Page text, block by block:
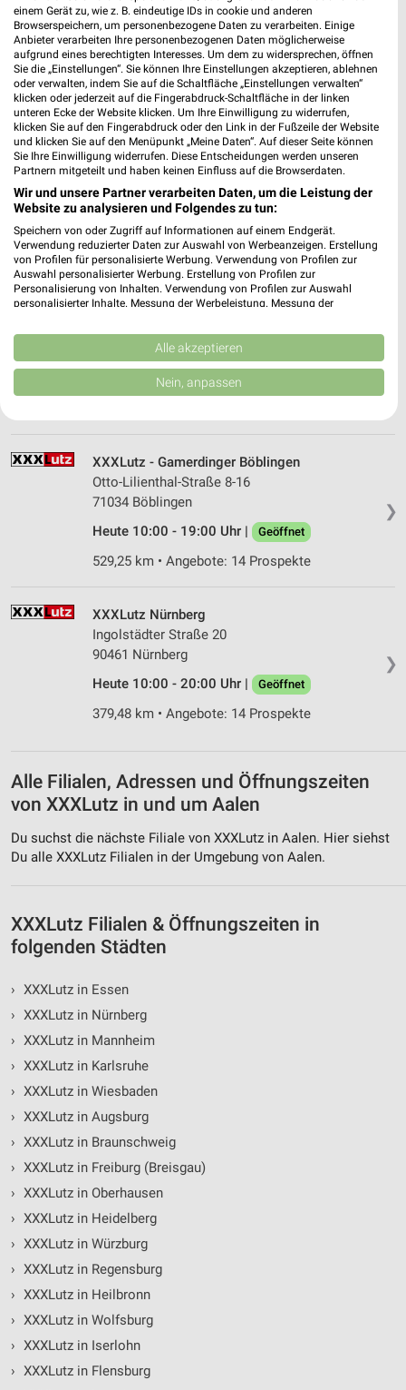
XXXLutz - Bierstorfer Heilbronn
Neckargartacher Str. 120
74080 Heilbronn
Heute 10:00 - 19:00 Uhr | Geöffnet
476,92 km • Angebote: 14 Prospekte
Küchenstudio Augsburg
Schönbachstraße 192
86154 Augsburg
Heute 09:00 - 19:00 Uhr | Geöffnet
491,16 km • Angebote: 14 Prospekte
❯
XXXLutz Augsburg
86179 Augsburg
Heute 09:30 - 19:00 Uhr |
❯
XXXLutz - Gamerdinger Böblingen
Otto-Lilienthal-Straße 8-16
71034 Böblingen
Heute 10:00 - 19:00 Uhr |
Geöffnet
529,25 km • Angebote: 14 Prospekte
❯
XXXLutz Nürnberg
Ingolstädter Straße 20
90461 Nürnberg
Heute 10:00 - 20:00 Uhr |
Geöffnet
379,48 km • Angebote: 14 Prospekte
Alle Filialen, Adressen und Öffnungszeiten
von XXXLutz in und um Aalen
Du suchst die nächste Filiale von XXXLutz in Aalen. Hier siehst
Du alle XXXLutz Filialen in der Umgebung von Aalen.
XXXLutz Filialen & Öffnungszeiten in
folgenden Städten
› XXXLutz in Essen
› XXXLutz in Nürnberg
› XXXLutz in Mannheim
› XXXLutz in Karlsruhe
› XXXLutz in Wiesbaden
› XXXLutz in Augsburg
› XXXLutz in Braunschweig
› XXXLutz in Freiburg (Breisgau)
› XXXLutz in Oberhausen
› XXXLutz in Heidelberg
› XXXLutz in Würzburg
› XXXLutz in Regensburg
› XXXLutz in Heilbronn
› XXXLutz in Wolfsburg
› XXXLutz in Iserlohn
› XXXLutz in Flensburg
einem Gerät zu, wie z. B. eindeutige IDs in cookie und anderen
Browserspeichern, um personenbezogene Daten zu verarbeiten. Einige
Anbieter verarbeiten Ihre personenbezogenen Daten möglicherweise
aufgrund eines berechtigten Interesses. Um dem zu widersprechen, öffnen
Sie die „Einstellungen“. Sie können Ihre Einstellungen akzeptieren, ablehnen
oder verwalten, indem Sie auf die Schaltfläche „Einstellungen verwalten“
klicken oder jederzeit auf die Fingerabdruck-Schaltfläche in der linken
unteren Ecke der Website klicken. Um Ihre Einwilligung zu widerrufen,
klicken Sie auf den Fingerabdruck oder den Link in der Fußzeile der Website
und klicken Sie auf den Menüpunkt „Meine Daten“. Auf dieser Seite können
Sie Ihre Einwilligung widerrufen. Diese Entscheidungen werden unseren
Partnern mitgeteilt und haben keinen Einfluss auf die Browserdaten.
Wir und unsere Partner verarbeiten Daten, um die Leistung der
Website zu analysieren und Folgendes zu tun:
Speichern von oder Zugriff auf Informationen auf einem Endgerät.
Verwendung reduzierter Daten zur Auswahl von Werbeanzeigen. Erstellung
von Profilen für personalisierte Werbung. Verwendung von Profilen zur
Auswahl personalisierter Werbung. Erstellung von Profilen zur
Personalisierung von Inhalten. Verwendung von Profilen zur Auswahl
personalisierter Inhalte. Messung der Werbeleistung. Messung der
Kombinationen von Daten aus verschiedenen Quellen. Entwicklung und
Verbesserung der Angebote. Verwendung reduzierter Daten zur Auswahl
von Inhalten.
Daten können außerhalb der Europäischen Union weitergegeben und in die
USA gesendet werden.
Website/App.
Wir nutzen Ihre Daten für folgende Zwecke:
IAB-Verarbeitungszwecke:
Speichern von oder Zugriff auf Informationen
auf einem Endgerät
Erstellung von Profilen für personalisierte
Verwendung von Profilen zur Auswahl
Verwendung von Profilen zur Auswahl
personalisierter Inhalte
Messung der Werbeleistung
Analyse von Zielgruppen durch Statistiken oder
Kombinationen von Daten aus verschiedenen
Quellen
Verwendung reduzierter Daten zur Auswahl von
Inhalten
IAB-Besonderheiten:
Verwendung genauer Standortdaten
Geräte anhand von aktiv angeforderten
Informationen identifizieren
Nicht-IAB-Verarbeitungszwecke:
Notwendig
Performance
Funktional
Werbung
Alle akzeptieren
Nein, anpassen